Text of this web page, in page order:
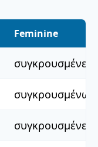
Feminine
συγκρουσμένες
συγκρουσμένων
συγκρουσμένες